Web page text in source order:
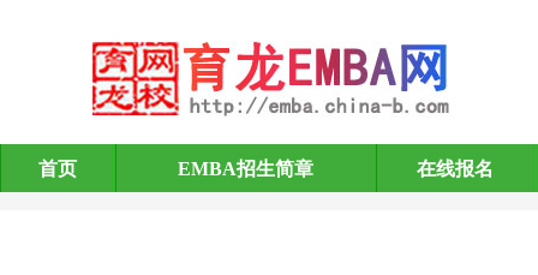
EMBA招生简章
首页 EMBA招生简章 在线报名